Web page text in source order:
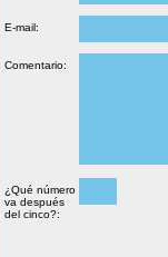
E-mail:
Comentario:
¿Qué número
va después
del cinco?: